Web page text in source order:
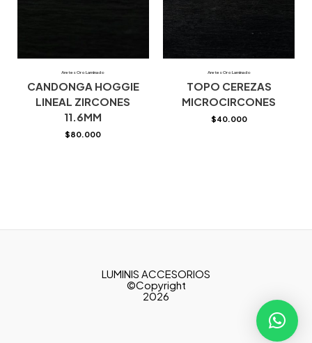
Aretes Oro Laminado
CANDONGA HOGGIE
LINEAL ZIRCONES
11.6MM
$80.000
Aretes Oro Laminado
TOPO CEREZAS
MICROCIRCONES
$40.000
LUMINIS ACCESORIOS
©Copyright
2026